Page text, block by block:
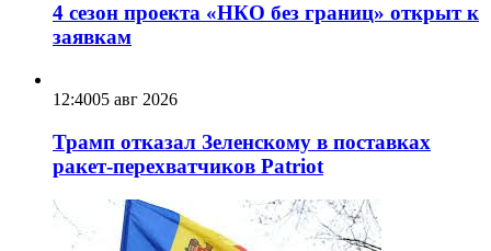
4 сезон проекта «НКО без границ» открыт к
заявкам
12:4005 авг 2026
Трамп отказал Зеленскому в поставках
ракет-перехватчиков Patriot